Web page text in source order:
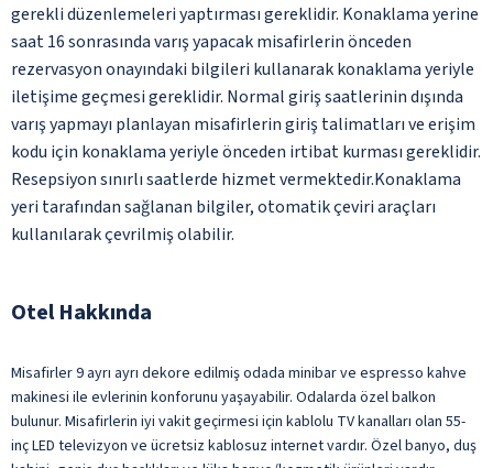
gerekli düzenlemeleri yaptırması gereklidir. Konaklama yerine
saat 16 sonrasında varış yapacak misafirlerin önceden
rezervasyon onayındaki bilgileri kullanarak konaklama yeriyle
iletişime geçmesi gereklidir. Normal giriş saatlerinin dışında
varış yapmayı planlayan misafirlerin giriş talimatları ve erişim
kodu için konaklama yeriyle önceden irtibat kurması gereklidir.
Resepsiyon sınırlı saatlerde hizmet vermektedir.Konaklama
yeri tarafından sağlanan bilgiler, otomatik çeviri araçları
kullanılarak çevrilmiş olabilir.
Otel Hakkında
Misafirler 9 ayrı ayrı dekore edilmiş odada minibar ve espresso kahve
makinesi ile evlerinin konforunu yaşayabilir. Odalarda özel balkon
bulunur. Misafirlerin iyi vakit geçirmesi için kablolu TV kanalları olan 55-
inç LED televizyon ve ücretsiz kablosuz internet vardır. Özel banyo, duş